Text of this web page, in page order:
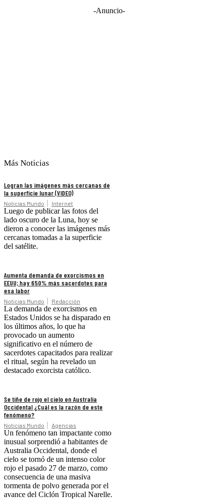
-Anuncio-
Más Noticias
Logran las imágenes más cercanas de
la superficie lunar (VIDEO)
Noticias Mundo Internet
Luego de publicar las fotos del
lado oscuro de la Luna, hoy se
dieron a conocer las imágenes más
cercanas tomadas a la superficie
del satélite.
Aumenta demanda de exorcismos en
EEUU; hay 650% más sacerdotes para
esa labor
Noticias Mundo Redacción
La demanda de exorcismos en
Estados Unidos se ha disparado en
los últimos años, lo que ha
provocado un aumento
significativo en el número de
sacerdotes capacitados para realizar
el ritual, según ha revelado un
destacado exorcista católico.
Se tiñe de rojo el cielo en Australia
Occidental ¿Cuál es la razón de este
fenómeno?
Noticias Mundo Agencias
Un fenómeno tan impactante como
inusual sorprendió a habitantes de
Australia Occidental, donde el
cielo se tornó de un intenso color
rojo el pasado 27 de marzo, como
consecuencia de una masiva
tormenta de polvo generada por el
avance del Ciclón Tropical Narelle.